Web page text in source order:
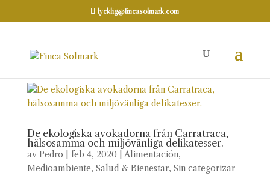
lycklig@fincasolmark.com
De ekologiska avokadorna från Carratraca,
hälsosamma och miljövänliga delikatesser.
av Pedro feb 4, 2020 |Alimentación,
Medioambiente, Salud & Bienestar, Sin categorizar